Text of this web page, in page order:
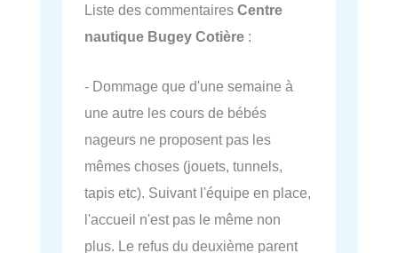
Liste des commentaires Centre
nautique Bugey Cotière :
- Dommage que d'une semaine à
une autre les cours de bébés
nageurs ne proposent pas les
mêmes choses (jouets, tunnels,
tapis etc). Suivant l'équipe en place,
l'accueil n'est pas le même non
plus. Le refus du deuxième parent